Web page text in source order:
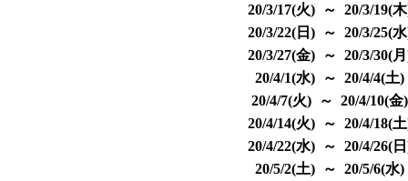
20/3/17(火) ～ 20/3/19(
20/3/22(日) ～ 20/3/25(
20/3/27(金) ～ 20/3/30(
20/4/1(水) ～ 20/4/4(
20/4/7(火) ～ 20/4/10(
20/4/14(火) ～ 20/4/18(
20/4/22(水) ～ 20/4/26(
20/5/2(土) ～ 20/5/6(